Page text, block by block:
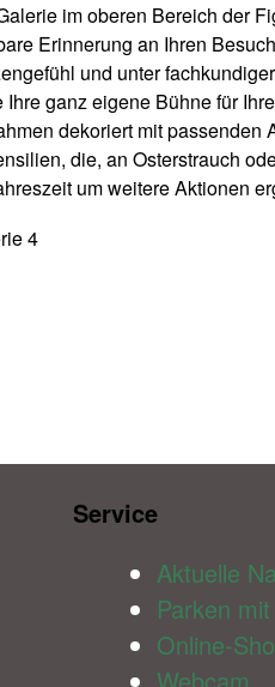
im oberen Bereich der
Erinnerung an Ihren
und unter
ganz eigene Bühne für
dekoriert mit passenden
die, an Osterstrauch
um weitere Aktionen
Service​
Aktuelle
Parken
Online-